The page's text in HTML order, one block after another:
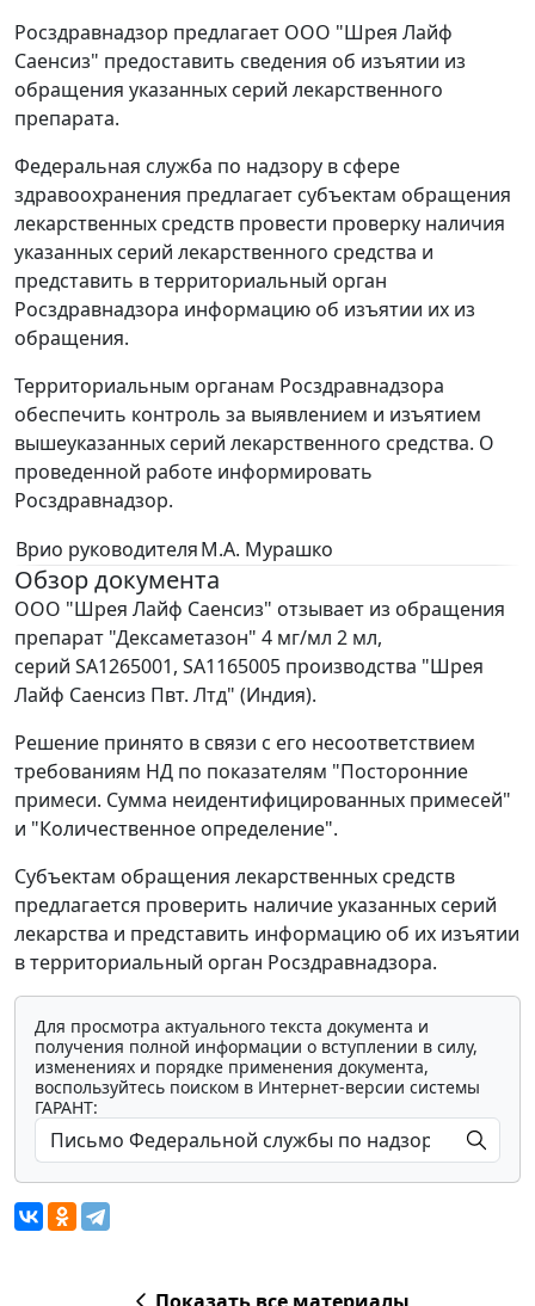
Росздравнадзор предлагает ООО "Шрея Лайф
Саенсиз" предоставить сведения об изъятии из
обращения указанных серий лекарственного
препарата.
Федеральная служба по надзору в сфере
здравоохранения предлагает субъектам обращения
лекарственных средств провести проверку наличия
указанных серий лекарственного средства и
представить в территориальный орган
Росздравнадзора информацию об изъятии их из
обращения.
Территориальным органам Росздравнадзора
обеспечить контроль за выявлением и изъятием
вышеуказанных серий лекарственного средства. О
проведенной работе информировать
Росздравнадзор.
Врио руководителяМ.А. Мурашко
Обзор документа
ООО "Шрея Лайф Саенсиз" отзывает из обращения
препарат "Дексаметазон" 4 мг/мл 2 мл,
серий SA1265001, SA1165005 производства "Шрея
Лайф Саенсиз Пвт. Лтд" (Индия).
Решение принято в связи с его несоответствием
требованиям НД по показателям "Посторонние
примеси. Сумма неидентифицированных примесей"
и "Количественное определение".
Субъектам обращения лекарственных средств
предлагается проверить наличие указанных серий
лекарства и представить информацию об их изъятии
в территориальный орган Росздравнадзора.
Для просмотра актуального текста документа и
получения полной информации о вступлении в силу,
изменениях и порядке применения документа,
воспользуйтесь поиском в Интернет-версии системы
ГАРАНТ: